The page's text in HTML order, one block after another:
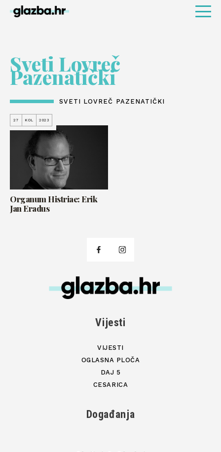
Sveti Lovreč
Pazenatički
SVETI LOVREČ PAZENATIČKI
27 KOL 2023
Organum Histriae: Erik
Jan Eradus
Vijesti
VIJESTI
OGLASNA PLOČA
DAJ 5
CESARICA
Događanja